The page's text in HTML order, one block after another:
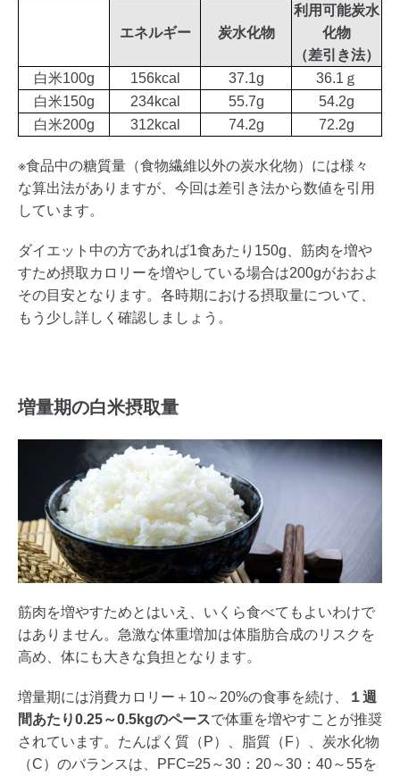
エネルギー 炭水化物
利用可能炭水
化物
（差引き法）
白米100g
156kcal 37.1g
36.1ｇ
白米150g
234kcal 55.7g
54.2g
白米200g
312kcal 74.2g 72.2g
※食品中の糖質量（食物繊維以外の炭水化物）には様々
な算出法がありますが、今回は差引き法から数値を引用
しています。
ダイエット中の方であれば1食あたり150g、筋肉を増や
すため摂取カロリーを増やしている場合は200gがおおよ
その目安となります。各時期における摂取量について、
もう少し詳しく確認しましょう。
増量期の白米摂取量
筋肉を増やすためとはいえ、いくら食べてもよいわけで
はありません。急激な体重増加は体脂肪合成のリスクを
高め、体にも大きな負担となります。
増量期には消費カロリー＋10～20%の食事を続け、
１週
間あたり0.25～0.5kgのペースで体重を増やすことが推奨
されています。たんぱく質（P）、脂質（F）、炭水化物
（C）のバランスは、PFC=25～30：20～30：40～55を